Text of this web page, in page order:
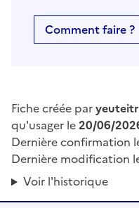
Comment faire ?
Fiche créée par
qu'usager le20/06/
Dernière confirmation
Dernière modification
Voir l'historique